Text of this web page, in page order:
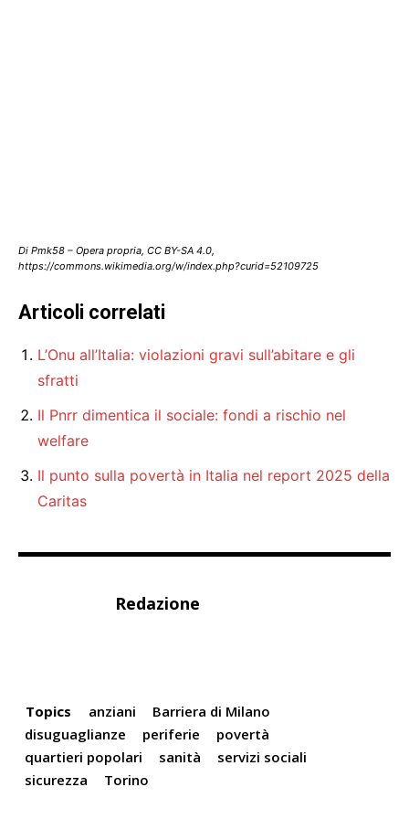
Di Pmk58 – Opera propria, CC BY-SA 4.0,
https://commons.wikimedia.org/w/index.php?curid=52109725
Articoli correlati
L’Onu all’Italia: violazioni gravi sull’abitare e gli
sfratti
Il Pnrr dimentica il sociale: fondi a rischio nel
welfare
Il punto sulla povertà in Italia nel report 2025 della
Caritas
Redazione
Topics anziani
Barriera di Milano
disuguaglianze
periferie
povertà
quartieri popolari
sanità
servizi sociali
sicurezza
Torino